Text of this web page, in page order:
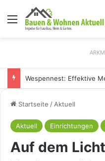
Menü
Startseite / Aktuell
Aktuell Einrichtungen
Auf dem